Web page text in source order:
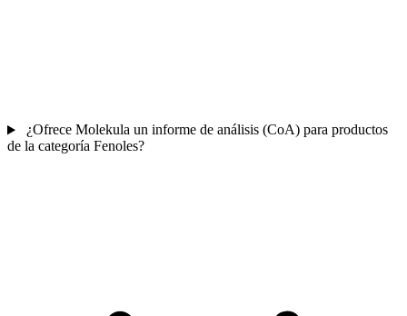
¿Ofrece Molekula un informe de análisis (CoA) para productos
de la categoría Fenoles?